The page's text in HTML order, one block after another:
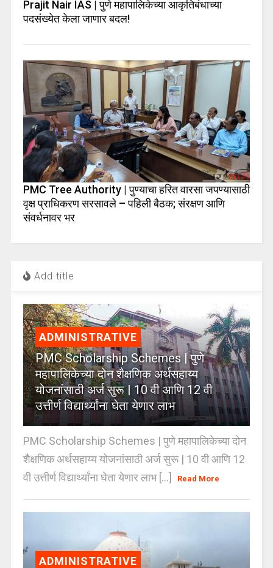
Prajit Nair IAS | पुणे महापालिकेच्या आकृतिबंधाच्या
पदसंख्येत केला जाणार बदल!
PMC Tree Authority | पुण्याचा हरित वारसा जपण्यासाठी
वृक्ष प्राधिकरण सरसावले – पहिली बैठक; संरक्षण आणि
संवर्धनावर भर
Add title
ADMINISTRATIVE
PMC Scholarship Schemes | पुणे
महापालिकेच्या दोन शैक्षणिक अर्थसहाय्य
योजनांसाठी अर्ज सुरू | 10 वी आणि 12 वी
उत्तीर्ण विद्यार्थ्यांना घेता येणार लाभ
PMC Scholarship Schemes | पुणे महापालिकेच्या दोन
शैक्षणिक अर्थसहाय्य योजनांसाठी अर्ज सुरू | 10 वी आणि 12
वी उत्तीर्ण विद्यार्थ्यांना घेता येणार लाभ [...]
Read More
ADMINISTRATIVE